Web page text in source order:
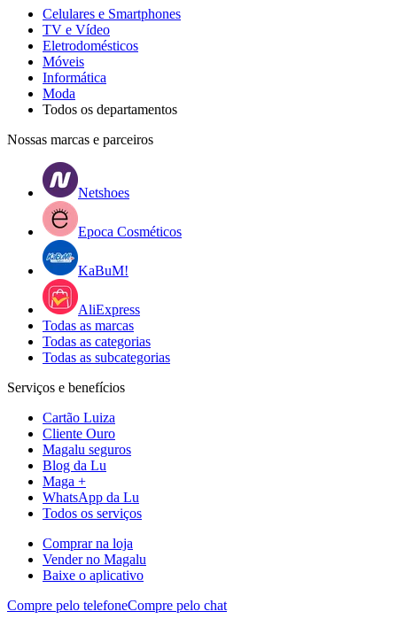
Celulares e Smartphones
TV e Vídeo
Eletrodomésticos
Móveis
Informática
Moda
Todos os departamentos
Nossas marcas e parceiros
Netshoes
Epoca Cosméticos
KaBuM!
AliExpress
Todas as marcas
Todas as categorias
Todas as subcategorias
Serviços e benefícios
Cartão Luiza
Cliente Ouro
Magalu seguros
Blog da Lu
Maga +
WhatsApp da Lu
Todos os serviços
Comprar na loja
Vender no Magalu
Baixe o aplicativo
Compre pelo telefoneCompre pelo chat